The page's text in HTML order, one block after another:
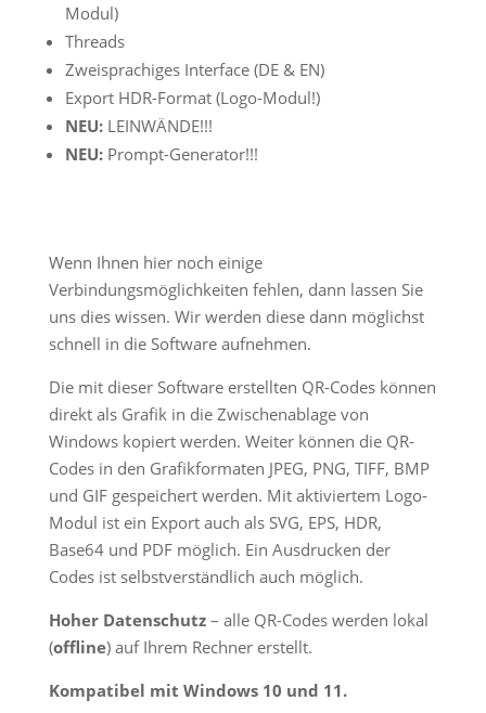
Modul)
Threads
Zweisprachiges Interface (DE & EN)
Export HDR-Format (Logo-Modul!)
NEU:LEINWÄNDE!!!
NEU:Prompt-Generator!!!
Wenn Ihnen hier noch einige
Verbindungsmöglichkeiten fehlen, dann lassen Sie
uns dies wissen. Wir werden diese dann möglichst
schnell in die Software aufnehmen.
Die mit dieser Software erstellten QR-Codes können
direkt als Grafik in die Zwischenablage von
Windows kopiert werden. Weiter können die QR-
Codes in den Grafikformaten JPEG, PNG, TIFF, BMP
und GIF gespeichert werden. Mit aktiviertem Logo-
Modul ist ein Export auch als SVG, EPS, HDR,
Base64 und PDF möglich. Ein Ausdrucken der
Codes ist selbstverständlich auch möglich.
Hoher Datenschutz– alle QR-Codes werden lokal
(offline) auf Ihrem Rechner erstellt.
Kompatibel mit Windows 10 und 11.